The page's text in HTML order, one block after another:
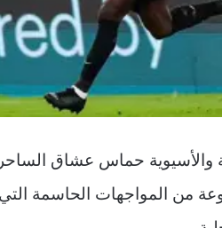
والأسيوية حماس عشاق
2025، بمجموعة من المواجهات